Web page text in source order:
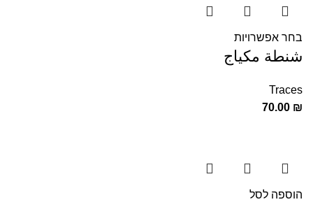
בחר אפשרויות
شنطة مكياج
Traces
70.00 ₪
הוספה לסל